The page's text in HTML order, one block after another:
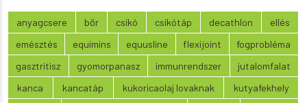
anyagcsere bőr csikó csikótáp decathlon
ellés
emésztés
equimins equusline flexijoint
fogprobléma
gasztritisz
gyomorpanasz immunrendszer
jutalomfalat
kanca
kancatáp kukoricaolaj lovaknak
kutyafekhely